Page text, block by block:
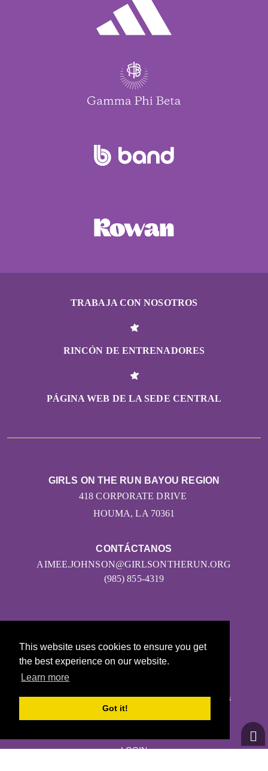
This website uses cookies to ensure you get
the best experience on our website.
Learn more
Got it!
TRABAJA CON NOSOTROS
RINCÓN DE ENTRENADORES
PÁGINA WEB DE LA SEDE CENTRAL
CONTÁCTANOS
AIMEE.JOHNSON@GIRLSONTHERUN.ORG
(985) 855-4319
GIRLS ON THE RUN BAYOU REGION
418 CORPORATE DRIVE
HOUMA, LA 70361
Girls on the Run - Todos los derechos reservados
LOGIN